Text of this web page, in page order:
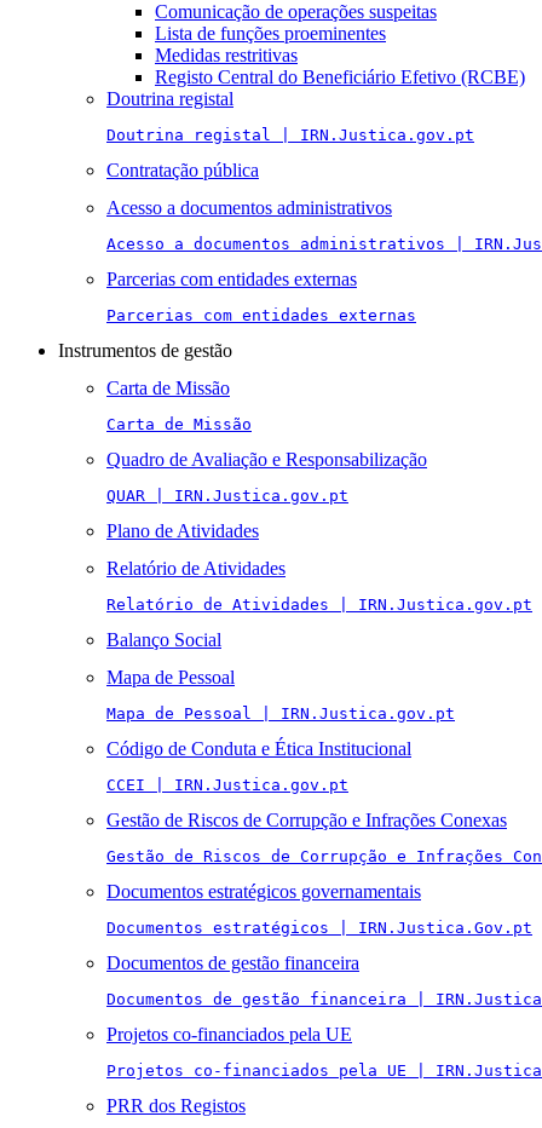
Comunicação de operações suspeitas
Lista de funções proeminentes
Medidas restritivas
Registo Central do Beneficiário Efetivo (RCBE)
Doutrina registal
Doutrina registal | IRN.Justica.gov.pt
Contratação pública
Acesso a documentos administrativos
Acesso a documentos administrativos |
Parcerias com entidades externas
Parcerias com entidades externas
Instrumentos de gestão
Carta de Missão
Carta de Missão
Quadro de Avaliação e Responsabilização
QUAR | IRN.Justica.gov.pt
Plano de Atividades
Relatório de Atividades
Relatório de Atividades | IRN.Justica.gov.pt
Balanço Social
Mapa de Pessoal
Mapa de Pessoal | IRN.Justica.gov.pt
Código de Conduta e Ética Institucional
CCEI | IRN.Justica.gov.pt
Gestão de Riscos de Corrupção e Infrações Conexas
Gestão de Riscos de Corrupção e Infrações
Documentos estratégicos governamentais
Documentos estratégicos | IRN.Justica.Gov.pt
Documentos de gestão financeira
Documentos de gestão financeira |
Projetos co-financiados pela UE
Projetos co-financiados pela UE |
PRR dos Registos